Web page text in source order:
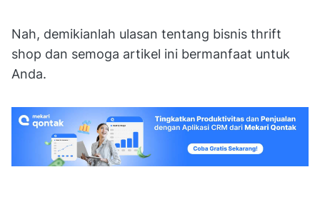
Nah, demikianlah ulasan tentang bisnis thrift
shop dan semoga artikel ini bermanfaat untuk
Anda.